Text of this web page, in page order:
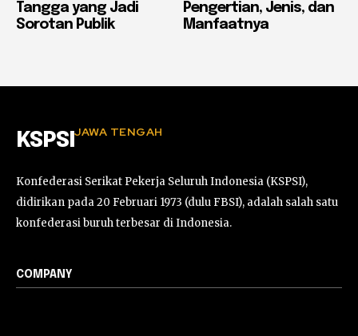
Tangga yang Jadi
Sorotan Publik
Pengertian, Jenis, dan
Manfaatnya
KSPSIJAWA TENGAH
Konfederasi Serikat Pekerja Seluruh Indonesia (KSPSI),
didirikan pada 20 Februari 1973 (dulu FBSI), adalah salah satu
konfederasi buruh terbesar di Indonesia.
COMPANY